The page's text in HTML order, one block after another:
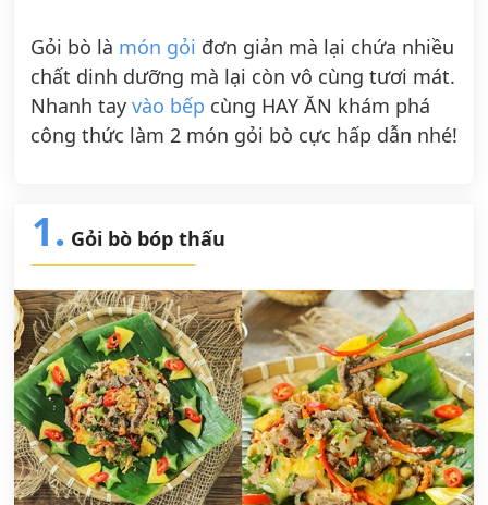
Gỏi bò là món gỏi đơn giản mà lại chứa nhiều
chất dinh dưỡng mà lại còn vô cùng tươi mát.
Nhanh tay vào bếp cùng HAY ĂN khám phá
công thức làm 2 món gỏi bò cực hấp dẫn nhé!
1. Gỏi bò bóp thấu